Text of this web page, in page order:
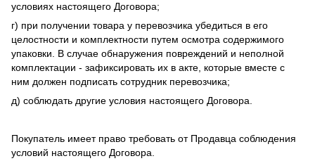
условиях настоящего Договора;
г) при получении товара у перевозчика убедиться в его
целостности и комплектности путем осмотра содержимого
упаковки. В случае обнаружения повреждений и неполной
комплектации - зафиксировать их в акте, которые вместе с
ним должен подписать сотрудник перевозчика;
д) соблюдать другие условия настоящего Договора.
Покупатель имеет право требовать от Продавца соблюдения
условий настоящего Договора.